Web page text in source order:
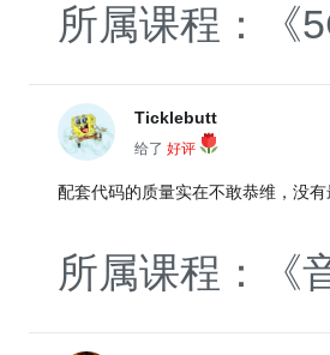
所属课程：《
Ticklebutt
给了 好评
配套代码的质量实在不敢恭维，没
所属课程：《